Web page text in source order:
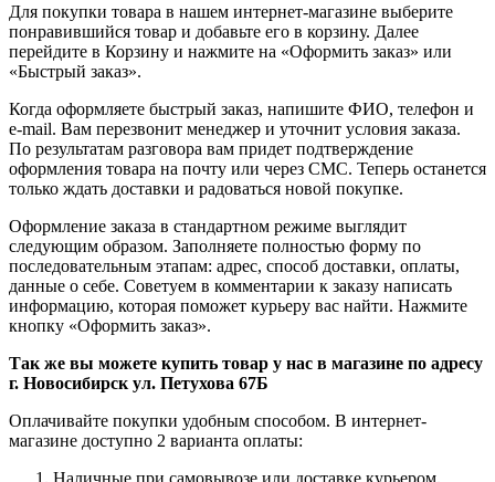
Для покупки товара в нашем интернет-магазине выберите
понравившийся товар и добавьте его в корзину. Далее
перейдите в Корзину и нажмите на «Оформить заказ» или
«Быстрый заказ».
Когда оформляете быстрый заказ, напишите ФИО, телефон и
e-mail. Вам перезвонит менеджер и уточнит условия заказа.
По результатам разговора вам придет подтверждение
оформления товара на почту или через СМС. Теперь останется
только ждать доставки и радоваться новой покупке.
Оформление заказа в стандартном режиме выглядит
следующим образом. Заполняете полностью форму по
последовательным этапам: адрес, способ доставки, оплаты,
данные о себе. Советуем в комментарии к заказу написать
информацию, которая поможет курьеру вас найти. Нажмите
кнопку «Оформить заказ».
Так же вы можете купить товар у нас в магазине по адресу
г. Новосибирск ул. Петухова 67Б
Оплачивайте покупки удобным способом. В интернет-
магазине доступно 2 варианта оплаты:
Наличные при самовывозе или доставке курьером.